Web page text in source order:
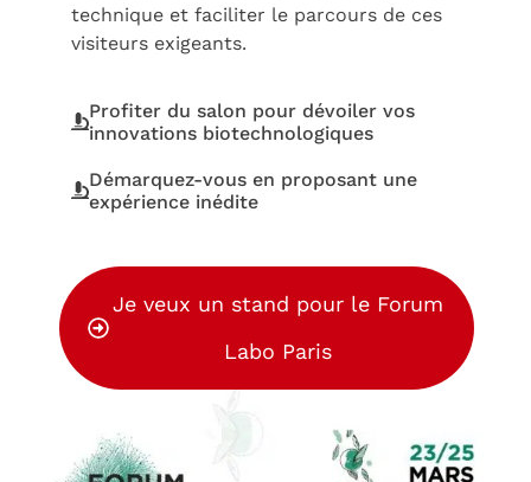
technique et faciliter le parcours de ces
visiteurs exigeants.
Profiter du salon pour dévoiler vos
innovations biotechnologiques
Démarquez-vous en proposant une
expérience inédite
Je veux un stand pour le Forum
Labo Paris